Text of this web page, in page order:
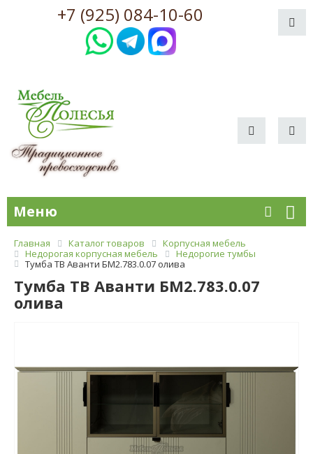
+7 (925) 084-10-60
Меню
Главная Каталог товаров
Корпусная мебель
Недорогая корпусная мебель
Недорогие тумбы
Тумба ТВ Аванти БМ2.783.0.07 олива
Тумба ТВ Аванти БМ2.783.0.07
олива